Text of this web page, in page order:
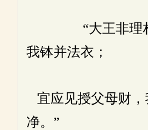
“大王非理相
我钵并法衣；
宜应见授父母财，
净。”